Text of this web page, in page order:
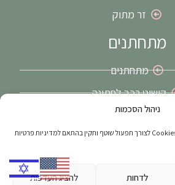
ניהול הסכמות
לדחות להציג העדפות
זר מתוק
מתחתנים
מתחתנים
קישוט רכב לחתונה
זרי כלה בירושלים